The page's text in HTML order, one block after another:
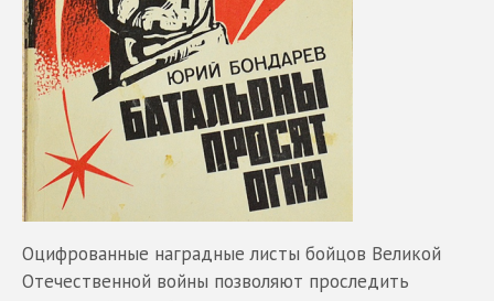
Оцифрованные наградные листы бойцов Великой
Отечественной войны позволяют проследить